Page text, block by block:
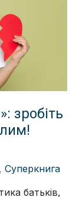
зробіть
, Суперкнига
батьків,